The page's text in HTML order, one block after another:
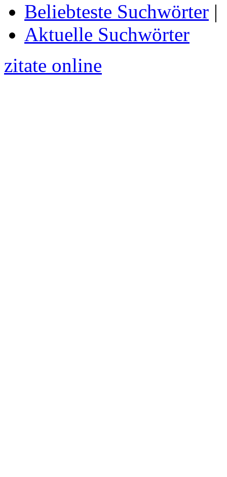
Beliebteste Suchwörter |
Aktuelle Suchwörter
zitate online